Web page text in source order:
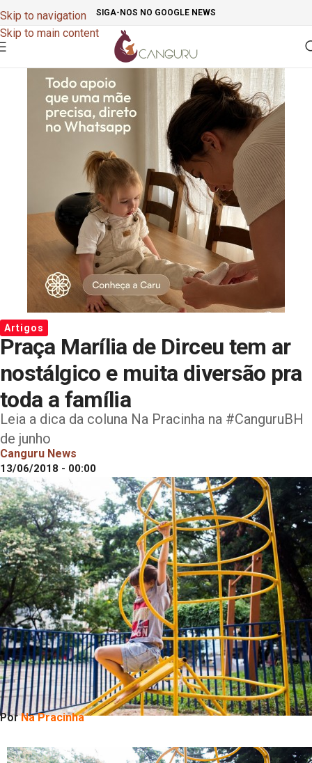
Skip to navigation
Skip to main content
SIGA-NOS NO GOOGLE NEWS
Artigos
Praça Marília de Dirceu tem ar
nostálgico e muita diversão pra
toda a família
Leia a dica da coluna Na Pracinha na #CanguruBH
de junho
Canguru News
13/06/2018 - 00:00
PorNa Pracinha